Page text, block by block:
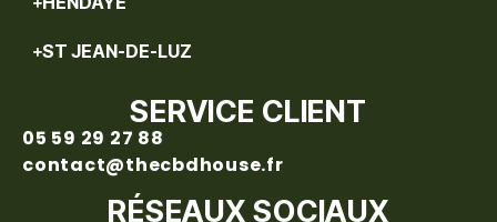
ST JEAN-DE-LUZ
SERVICE CLIENT
05 59 29 27 88
contact@thecbdhouse.fr
RÉSEAUX SOCIAUX